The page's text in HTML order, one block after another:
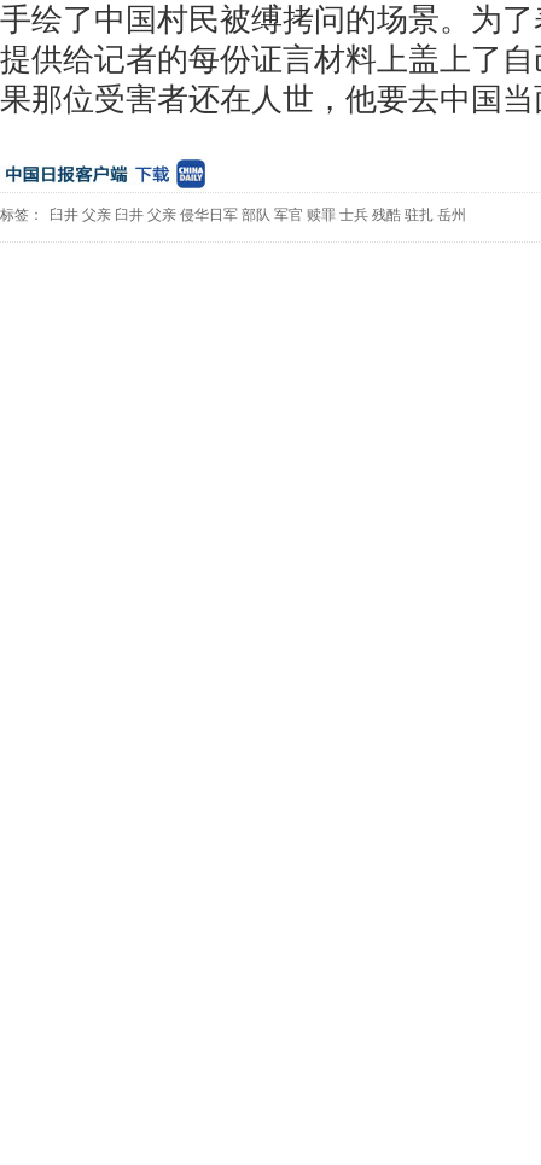
手绘了中国村民被缚拷问的场景。为
提供给记者的每份证言材料上盖上了
果那位受害者还在人世，他要去中国
标签： 臼井 父亲 臼井 父亲 侵华日军 部队 军官 赎罪 士兵 残酷 驻扎 岳州